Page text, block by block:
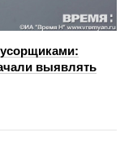
выявлять